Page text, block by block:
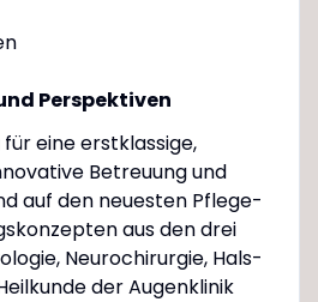
Perspektiven
eine erstklassige,
Betreuung und
auf den neuesten Pflege-
aus den drei
Neurochirurgie, Hals-
der Augenklinik